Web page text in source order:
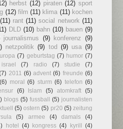
herbst (12) piraten (12) sport
(12) film (11) klima (11) kochen
(11) rant (11) social network (11)
DLD (10) bahn (10) bauen (9)
journalismus (9) konferenz
(9)
netzpolitik (9) tod (9) usa (9)
(7) geburtstag (7) humor (7)
israel (7) radio (7) studie
(7)
2011 (6) advent (6) freunde (6)
(6) moral (6) sturm (6) telefon (6)
(6) Islam (5) atomkraft
(5)
blogs (5) fussball (5) journalisten
(5) ostern (5) pr20 (5) zeitung
(5) armee (4) damals
(4)
hotel (4) kongress (4) kyrill (4)